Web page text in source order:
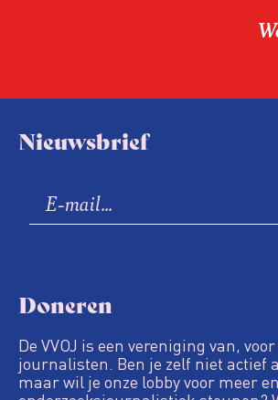
Nieuwsbrief
Doneren
De VVOJ is een vereniging van,
journalisten. Ben je zelf niet actief
maar wil je onze lobby voor meer